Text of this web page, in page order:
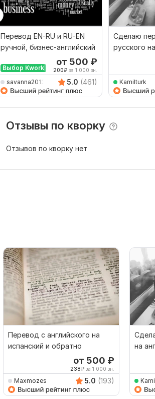
Перевод EN-RU и RU-EN
ручной, бизнес-английский
Выбор Kwork
от 500 ₽
200₽за 1 000 зн.
savanna2013 5.0 (461)
Сделаю
русского
Kamilturk
Отзывы по кворку
Отзывов по кворку нет
Перевод с английского на
испанский и обратно
от 500 ₽
238₽ за 1 000 зн.
Maxmozes 5.0 (193)
на